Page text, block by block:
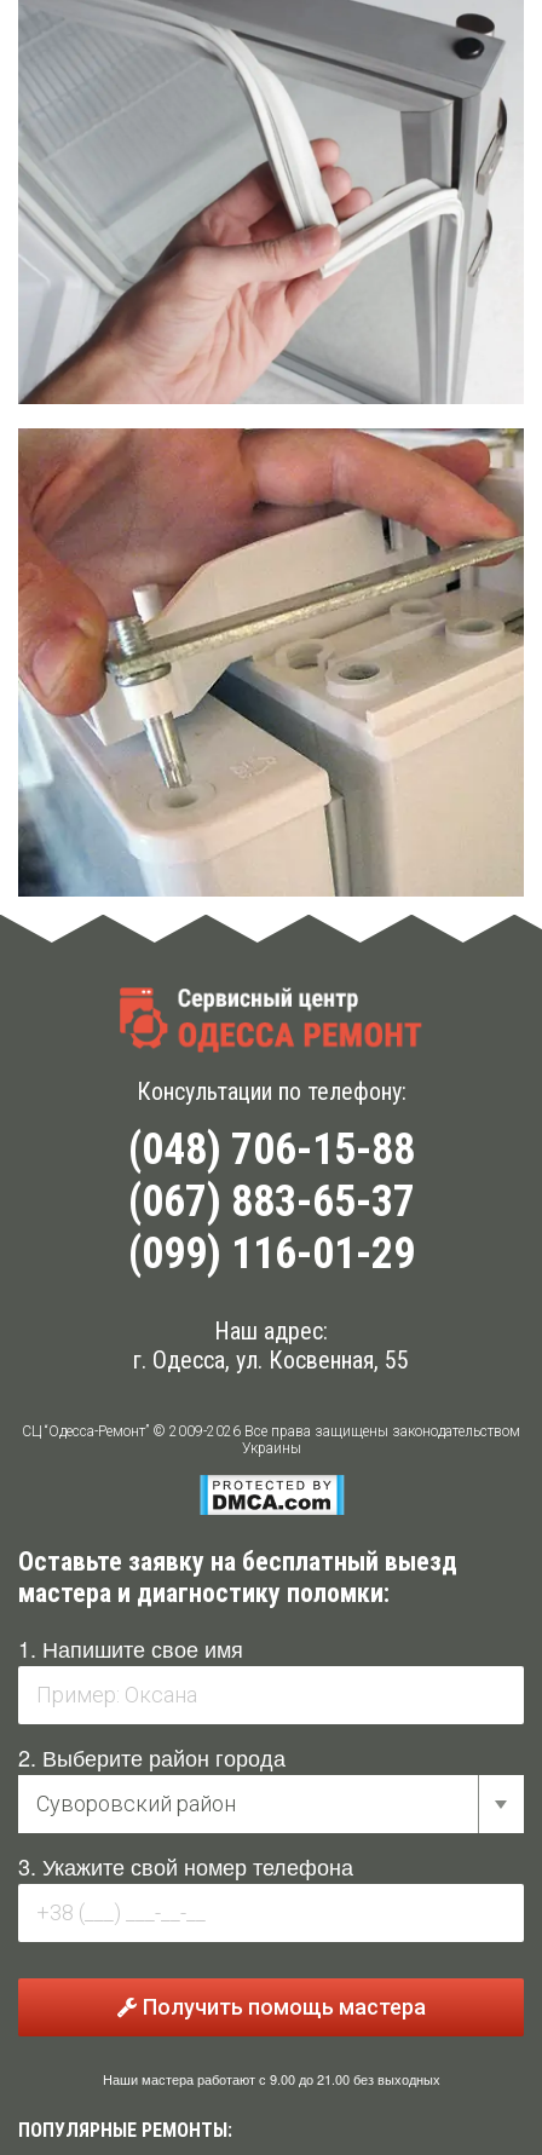
Консультации по телефону:
(048) 706-15-88
(067) 883-65-37
(099) 116-01-29
Наш адрес:
г. Одесса, ул. Косвенная, 55
СЦ “Одесса-Ремонт” © 2009-2026 Все права защищены законодательством
Украины
Оставьте заявку на бесплатный выезд
мастера и диагностику поломки:
1. Напишите свое имя
2. Выберите район города
3. Укажите свой номер телефона
Получить помощь мастера
Наши мастера работают с 9.00 до 21.00 без выходных
ПОПУЛЯРНЫЕ РЕМОНТЫ: